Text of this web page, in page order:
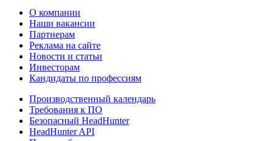
О компании
Наши вакансии
Партнерам
Реклама на сайте
Новости и статьи
Инвесторам
Кандидаты по профессиям
Производственный календарь
Требования к ПО
Безопасный HeadHunter
HeadHunter API